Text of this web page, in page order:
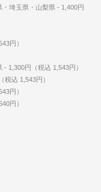
埼玉県・山梨県 - 1,400円
円）
1,300円（税込 1,543円）
込 1,543円）
円）
円）